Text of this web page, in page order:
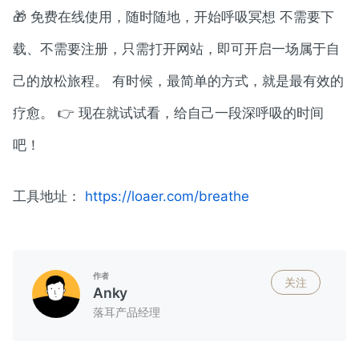
🎁 免费在线使用，随时随地，开始呼吸冥想 不需要下
载、不需要注册，只需打开网站，即可开启一场属于自
己的放松旅程。 有时候，最简单的方式，就是最有效的
疗愈。 👉 现在就试试看，给自己一段深呼吸的时间
吧！
工具地址： https://loaer.com/breathe
作者
Anky
关注
落耳产品经理